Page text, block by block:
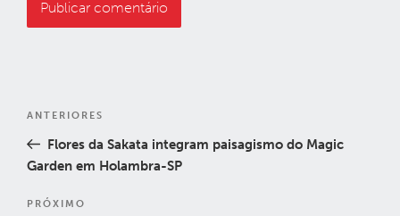
Post
Post
anterior
ANTERIORES
Flores da Sakata integram paisagismo do Magic
Garden em Holambra-SP
Próximo
PRÓXIMO